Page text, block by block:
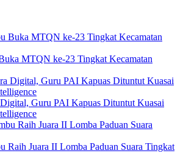
MTQN ke-23 Tingkat Kecamatan
Guru PAI Kapuas Dituntut Kuasai
Raih Juara II Lomba Paduan Suara Tingkat